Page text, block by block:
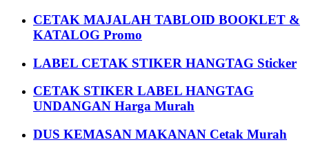
CETAK MAJALAH TABLOID BOOKLET &
KATALOG Promo
LABEL CETAK STIKER HANGTAG Sticker
CETAK STIKER LABEL HANGTAG
UNDANGAN Harga Murah
DUS KEMASAN MAKANAN Cetak Murah